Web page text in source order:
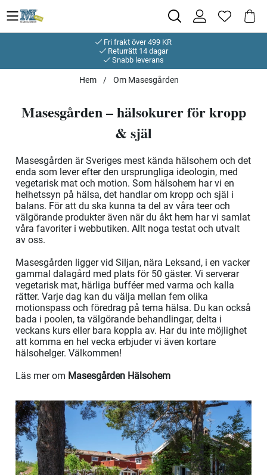
Fri frakt över 499 KR
Returrätt 14 dagar
Snabb leverans
Hem Om Masesgården
Masesgården – hälsokurer för kropp
& själ
Masesgården är Sveriges mest kända hälsohem och det
enda som lever efter den ursprungliga ideologin, med
vegetarisk mat och motion. Som hälsohem har vi en
helhetssyn på hälsa, det handlar om kropp och själ i
balans. För att du ska kunna ta del av våra teer och
välgörande produkter även när du åkt hem har vi samlat
våra favoriter i webbutiken. Allt noga testat och utvalt
av oss.
Masesgården ligger vid Siljan, nära Leksand, i en vacker
gammal dalagård med plats för 50 gäster. Vi serverar
vegetarisk mat, härliga bufféer med varma och kalla
rätter. Varje dag kan du välja mellan fem olika
motionspass och föredrag på tema hälsa. Du kan också
bada i poolen, ta välgörande behandlingar, delta i
veckans kurs eller bara koppla av. Har du inte möjlighet
att komma en hel vecka erbjuder vi även kortare
hälsohelger. Välkommen!
Läs mer om Masesgården Hälsohem